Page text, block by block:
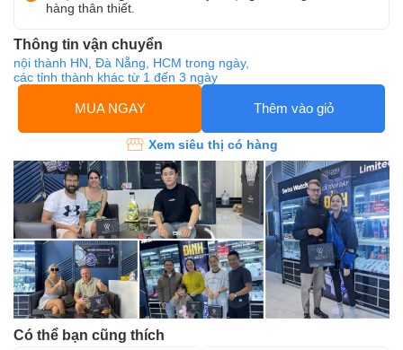
hàng thân thiết.
Thông tin vận chuyển
nội thành HN, Đà Nẵng, HCM trong ngày,
các tỉnh thành khác từ 1 đến 3 ngày
MUA NGAY Thêm vào giỏ
Xem siêu thị có hàng
Có thể bạn cũng thích